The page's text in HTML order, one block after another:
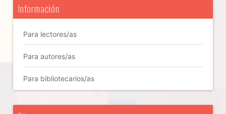
Información
Para lectores/as
Para autores/as
Para bibliotecarios/as